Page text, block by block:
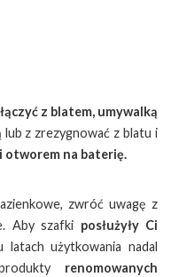
z blatem, umywalką
lub z zrezygnować z blatu i
otworem na baterię.
zwróć uwagę z
Aby szafki posłużyły Ci
użytkowania nadal
renomowanych